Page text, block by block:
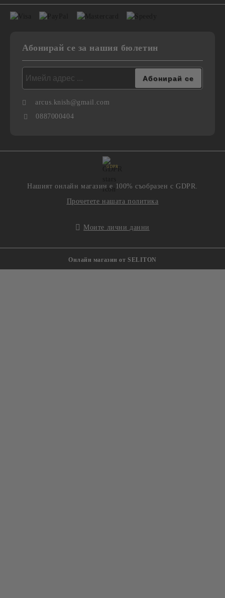
Абонирай се за нашия бюлетин
arcus.knish@gmail.com
0887000404
GDPR
Нашият онлайн магазин е 100% съобразен с GDPR.
Прочетете нашата политика
Моите лични данни
Онлайн магазин от SELITON